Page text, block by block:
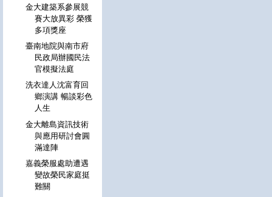
金大建築系參展競
賽大放異彩 榮獲
多項獎座
臺南地院與南市府
民政局辦國民法
官模擬法庭
洗衣達人沈富育回
鄉演講 暢談彩色
人生
金大離島資訊技術
與應用研討會圓
滿達陣
嘉義榮服處助遭遇
變故榮民家庭挺
難關